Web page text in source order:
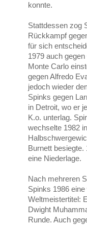
konnte.
Stattdessen zog
Rückkampf
für sich
1979 auch
Monte Carlo
gegen Alfredo
jedoch wieder
Spinks gegen
in Detroit, wo er
K.o. unterlag.
wechselte 1982
Burnett besiegte.
eine Niederlage.
Nach mehreren
Spinks 1986
Weltmeistertitel:
Dwight
Runde. Auch